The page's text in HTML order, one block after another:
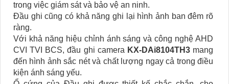
trong việc giám sát và bảo vệ an ninh.
Đầu ghi cũng có khả năng ghi lại hình ảnh ban đêm rõ
ràng.
Với khả năng hiệu chỉnh ánh sáng và công nghệ AHD
CVI TVI BCS, đầu ghi camera KX-DAi8104TH3mang
đến hình ảnh sắc nét và chất lượng ngay cả trong điều
kiện ánh sáng yếu.